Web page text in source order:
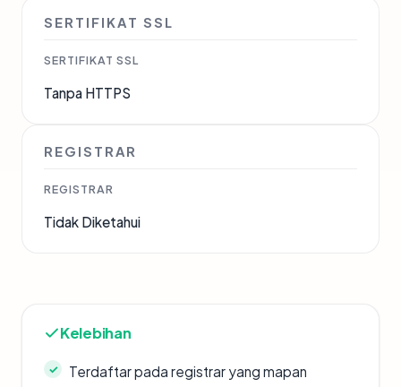
SERTIFIKAT SSL
SERTIFIKAT SSL
Tanpa HTTPS
REGISTRAR
REGISTRAR
Tidak Diketahui
Kelebihan
Terdaftar pada registrar yang mapan